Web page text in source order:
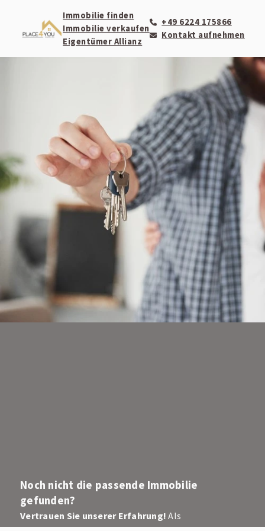
Immobilie finden
Immobilie verkaufen
Eigentümer Allianz
+49 6224 175866
Kontakt aufnehmen
Noch nicht die passende Immobilie
gefunden?
Vertrauen Sie unserer Erfahrung! Als